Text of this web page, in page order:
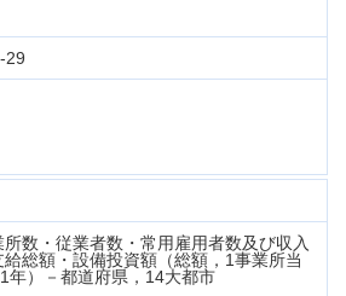
29
数・従業者数・常用雇用者数及び収入
総額・設備投資額（総額，1事業所当
年）－都道府県，14大都市